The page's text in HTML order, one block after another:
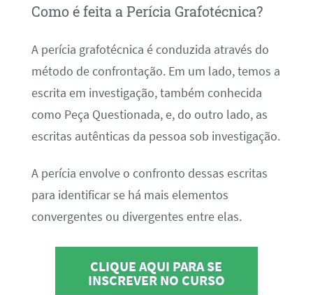
Como é feita a Perícia Grafotécnica?
A perícia grafotécnica é conduzida através do
método de confrontação. Em um lado, temos a
escrita em investigação, também conhecida
como Peça Questionada, e, do outro lado, as
escritas autênticas da pessoa sob investigação.
A perícia envolve o confronto dessas escritas
para identificar se há mais elementos
convergentes ou divergentes entre elas.
CLIQUE AQUI PARA SE
INSCREVER NO CURSO